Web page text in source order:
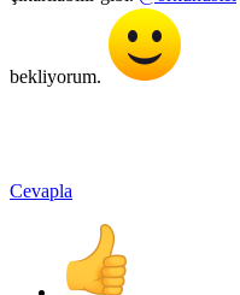
bekliyorum.
Cevapla